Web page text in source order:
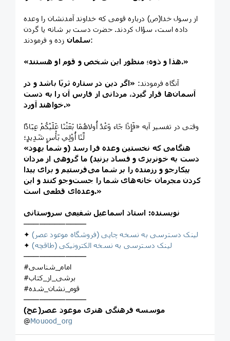
از رسول خدا(ص) درباره قومی كه خداوند آمدنشان را وعده
داده است، سؤال كردند. حضرت دست بر شانه يا گردن
سلمانزده و فرمودند:
«هذا و ذوه؛ منظور اين شخص و قوم او هستند.»
آنگاه فرمودند: «اگر دين در ستاره‌ ثريّا باشد و در
آسمان‌ها قرار گيرد، مردانی از فارس آن را به دست
خواهند آورد.»
وقتی در تفسير آيه «فَإِذَا جَاء وَعْدُ أُولاهُمَا بَعَثْنَا عَلَيْكُمْ عِبَادًا
لَّنَا أُوْلِي بَأْسٍ شَدِيدٍ؛
«هنگامی كه نخستين وعده فرا رسد (و شما يهود
دست به خونريزی و فساد بزنيد) ما گروهی از مردان
پيكارجو و رزمنده را بر شما می‌فرستيم و برای پيدا
كردن مجرمان خانه‌های شما را جست‌وجو كنند و اين
وعده‌ای قطعی است.»
نویسنده: استاد اسماعیل شفیعی سروستانی
────────────
✦ لینک دسترسی به نسخه چاپی (فروشگاه موعود عصر)
✦لینک دسترسی به نسخه الکترونیکی (طاقچه)
────────────
#امام_شناسی
#برشی_از_کتاب
#قوم_نشان_شده
────────────
موسسه فرهنگی هنری موعود عصر(عج)
@Mouood_org